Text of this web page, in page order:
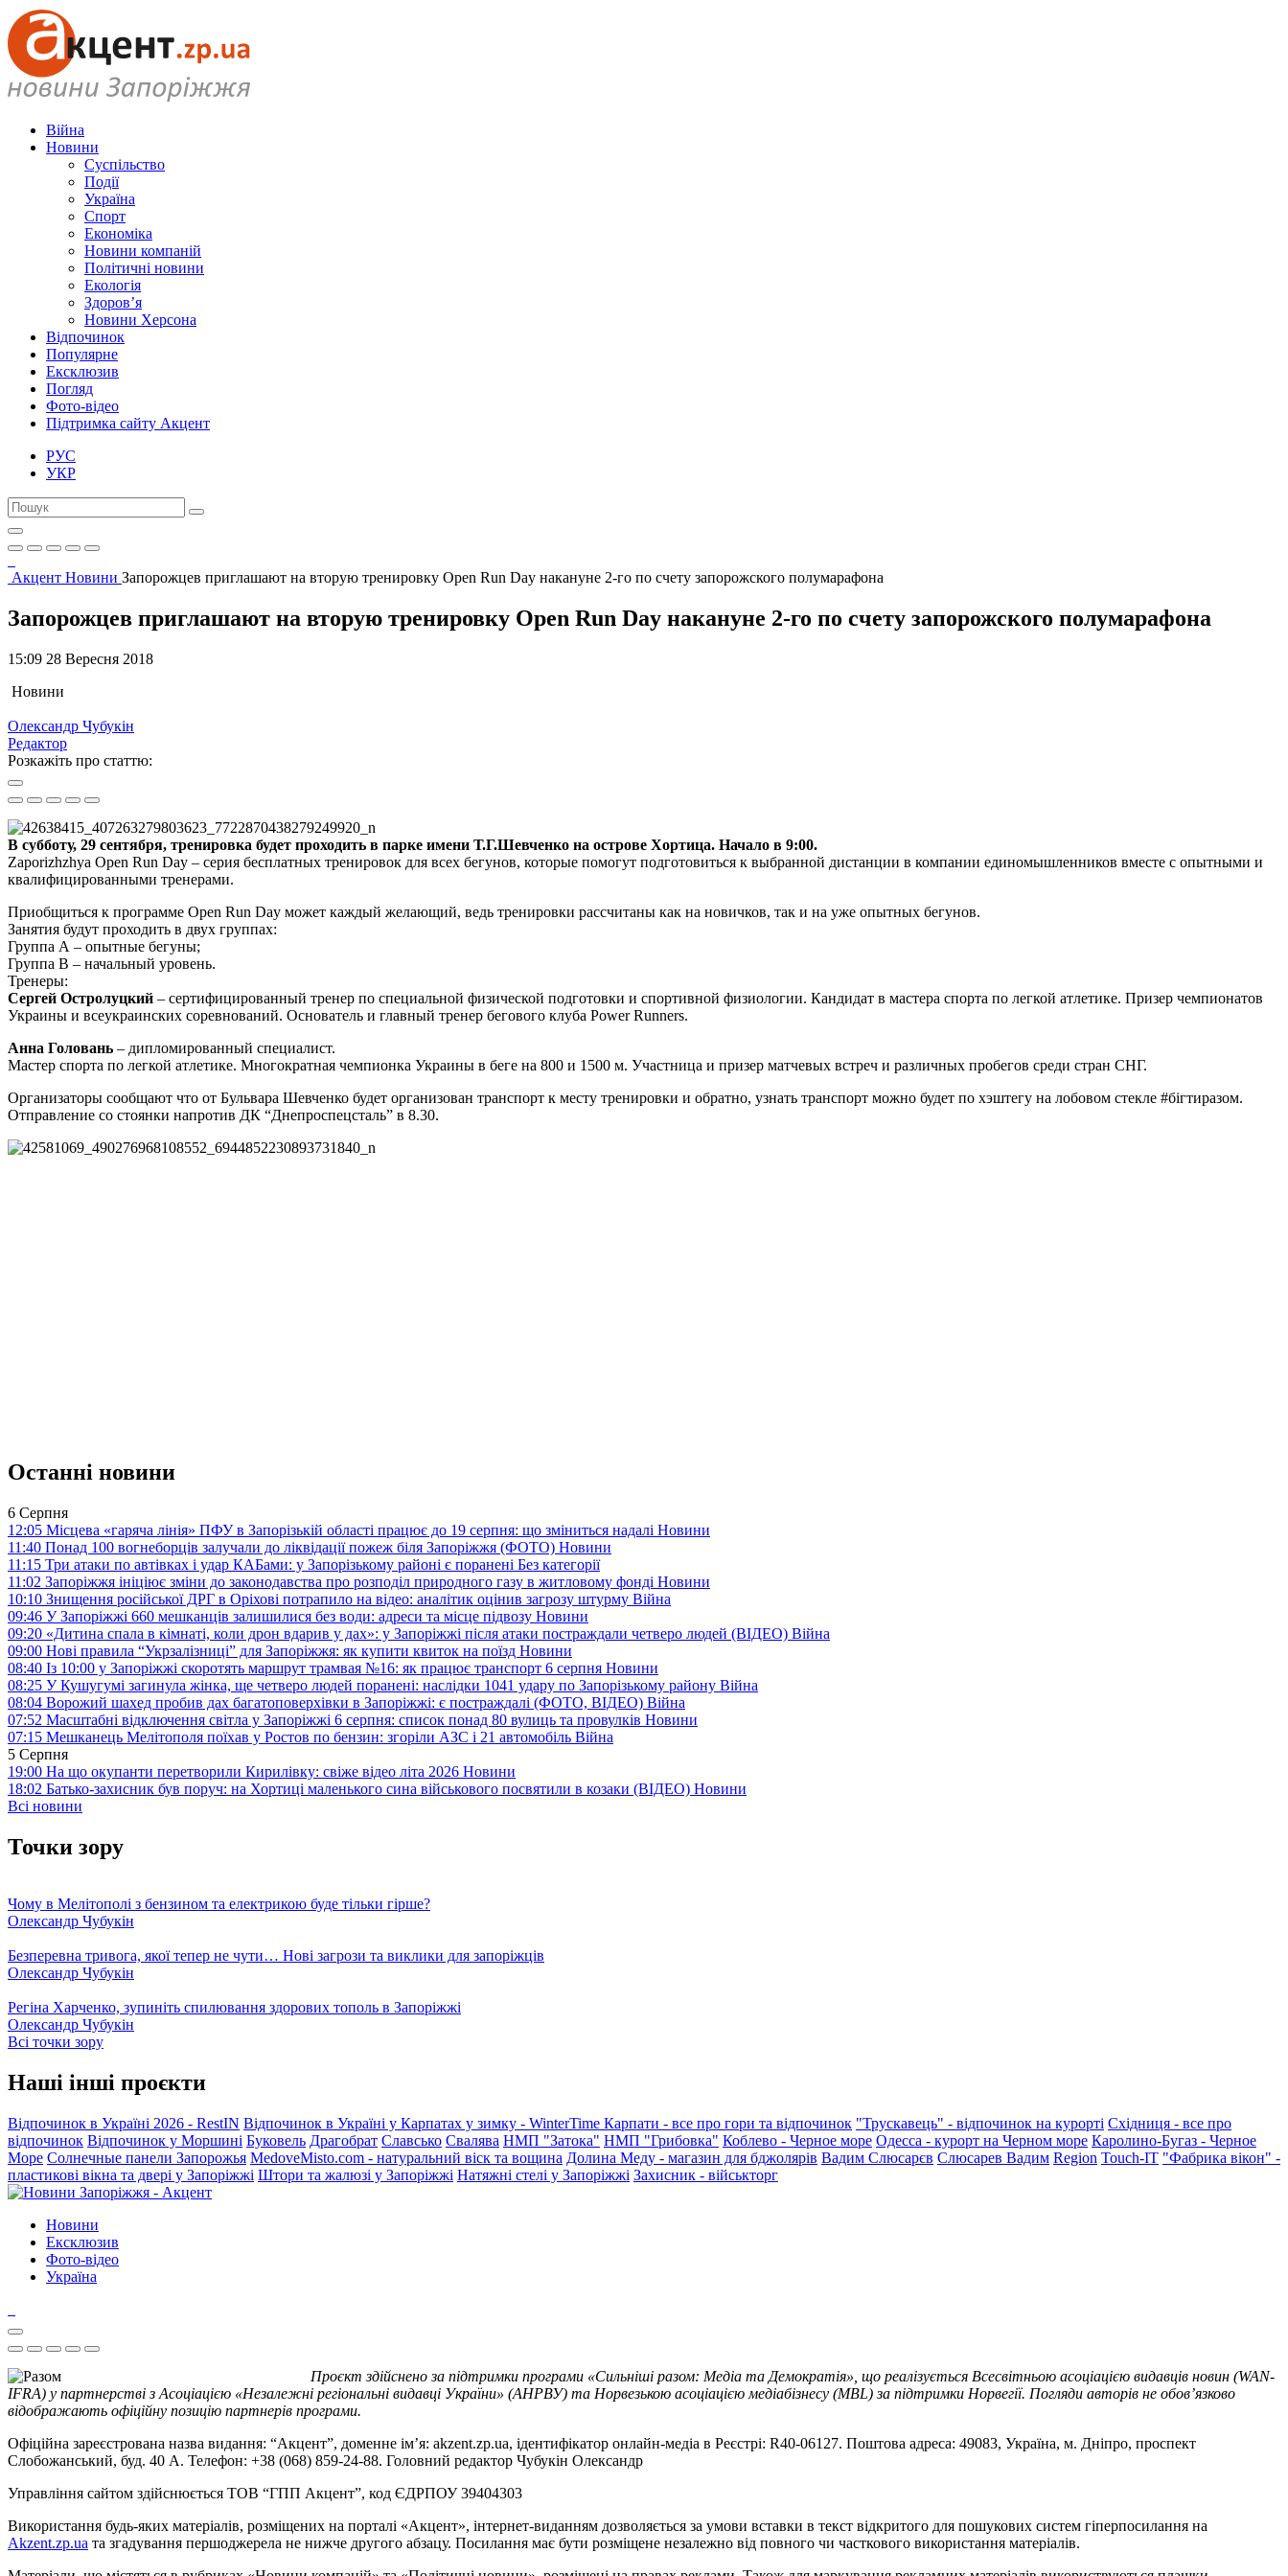
Війна
Новини
Суспільство
Події
Україна
Спорт
Економіка
Новини компаній
Політичні новини
Екологія
Здоров’я
Новини Херсона
Відпочинок
Популярне
Ексклюзив
Погляд
Фото-відео
Підтримка сайту Акцент
РУС
УКР
Акцент Новини Запорожцев приглашают на вторую тренировку Open Run Day накануне 2-го по счету запорожского полумарафона
Запорожцев приглашают на вторую тренировку Open Run Day накануне 2-го по счету запорожского полумарафона
15:09 28 Вересня 2018
Новини
Олександр Чубукін
Редактор
Розкажіть про статтю:
В субботу, 29 сентября, тренировка будет проходить в парке имени Т.Г.Шевченко на острове Хортица. Начало в 9:00.
Zaporizhzhya Open Run Day – серия бесплатных тренировок для всех бегунов, которые помогут подготовиться к выбранной дистанции в компании единомышленников вместе с опытными и
квалифицированными тренерами.
Приобщиться к программе Open Run Day может каждый желающий, ведь тренировки рассчитаны как на новичков, так и на уже опытных бегунов.
Занятия будут проходить в двух группах:
Группа А – опытные бегуны;
Группа В – начальный уровень.
Тренеры:
Сергей Остролуцкий – cертифицированный тренер по специальной физической подготовки и спортивной физиологии. Кандидат в мастера спорта по легкой атлетике. Призер чемпионатов
Украины и всеукраинских соревнований. Основатель и главный тренер бегового клуба Power Runners.
Анна Головань – дипломированный специалист.
Мастер спорта по легкой атлетике. Многократная чемпионка Украины в беге на 800 и 1500 м. Участница и призер матчевых встреч и различных пробегов среди стран СНГ.
Организаторы сообщают что от Бульвара Шевченко будет организован транспорт к месту тренировки и обратно, узнать транспорт можно будет по хэштегу на лобовом стекле #бігтиразом.
Отправление со стоянки напротив ДК “Днепроспецсталь” в 8.30.
Останні новини
6 Серпня
12:05 Місцева «гаряча лінія» ПФУ в Запорізькій області працює до 19 серпня: що зміниться надалі Новини
11:40 Понад 100 вогнеборців залучали до ліквідації пожеж біля Запоріжжя (ФОТО) Новини
11:15 Три атаки по автівках і удар КАБами: у Запорізькому районі є поранені Без категорії
11:02 Запоріжжя ініціює зміни до законодавства про розподіл природного газу в житловому фонді Новини
10:10 Знищення російської ДРГ в Оріхові потрапило на відео: аналітик оцінив загрозу штурму Війна
09:46 У Запоріжжі 660 мешканців залишилися без води: адреси та місце підвозу Новини
09:20 «Дитина спала в кімнаті, коли дрон вдарив у дах»: у Запоріжжі після атаки постраждали четверо людей (ВІДЕО) Війна
09:00 Нові правила “Укрзалізниці” для Запоріжжя: як купити квиток на поїзд Новини
08:40 Із 10:00 у Запоріжжі скоротять маршрут трамвая №16: як працює транспорт 6 серпня Новини
08:25 У Кушугумі загинула жінка, ще четверо людей поранені: наслідки 1041 удару по Запорізькому району Війна
08:04 Ворожий шахед пробив дах багатоповерхівки в Запоріжжі: є постраждалі (ФОТО, ВІДЕО) Війна
07:52 Масштабні відключення світла у Запоріжжі 6 серпня: список понад 80 вулиць та провулків Новини
07:15 Мешканець Мелітополя поїхав у Ростов по бензин: згоріли АЗС і 21 автомобіль Війна
5 Серпня
19:00 На що окупанти перетворили Кирилівку: свіже відео літа 2026 Новини
18:02 Батько-захисник був поруч: на Хортиці маленького сина військового посвятили в козаки (ВІДЕО) Новини
Всі новини
Точки зору
Чому в Мелітополі з бензином та електрикою буде тільки гірше?
Олександр Чубукін
Безперевна тривога, якої тепер не чути… Нові загрози та виклики для запоріжців
Олександр Чубукін
Регіна Харченко, зупиніть спилювання здорових тополь в Запоріжжі
Олександр Чубукін
Всі точки зору
Наші інші проєкти
Відпочинок в Україні 2026 - RestIN Відпочинок в Україні у Карпатах у зимку - WinterTime Карпати - все про гори та відпочинок "Трускавець" - відпочинок на курорті Східниця - все про
відпочинок Відпочинок у Моршині Буковель Драгобрат Славсько Свалява НМП "Затока" НМП "Грибовка" Коблево - Черное море Одесса - курорт на Черном море Каролино-Бугаз - Черное
Море Солнечные панели Запорожья MedoveMisto.com - натуральний віск та вощина Долина Меду - магазин для бджолярів Вадим Слюсарєв Слюсарев Вадим Region Touch-IT "Фабрика вікон" -
пластикові вікна та двері у Запоріжжі Штори та жалюзі у Запоріжжі Натяжні стелі у Запоріжжі Захисник - військторг
Новини
Ексклюзив
Фото-відео
Україна
Проєкт здійснено за підтримки програми «Сильніші разом: Медіа та Демократія», що реалізується Всесвітньою асоціацією видавців новин (WAN-
IFRA) у партнерстві з Асоціацією «Незалежні регіональні видавці України» (АНРВУ) та Норвезькою асоціацією медіабізнесу (MBL) за підтримки Норвегії. Погляди авторів не обов’язково
відображають офіційну позицію партнерів програми.
Офіційна зареєстрована назва видання: “Акцент”, доменне ім’я: akzent.zp.ua, ідентифікатор онлайн-медіа в Реєстрі: R40-06127. Поштова адреса: 49083, Україна, м. Дніпро, проспект
Слобожанський, буд. 40 А. Телефон: +38 (068) 859-24-88. Головний редактор Чубукін Олександр
Управління сайтом здійснюється ТОВ “ГПП Акцент”, код ЄДРПОУ 39404303
Використання будь-яких матеріалів, розміщених на порталі «Акцент», інтернет-виданням дозволяється за умови вставки в текст відкритого для пошукових систем гіперпосилання на
Akzent.zp.ua та згадування першоджерела не нижче другого абзацу. Посилання має бути розміщене незалежно від повного чи часткового використання матеріалів.